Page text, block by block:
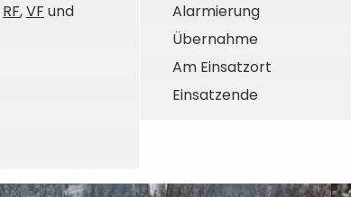
RF,VF und
Alarmierung
Übernahme
Am Einsatzort
Einsatzende